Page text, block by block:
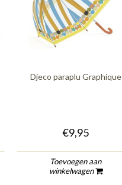
Djeco paraplu Graphique
€9,95
Toevoegen aan
winkelwagen